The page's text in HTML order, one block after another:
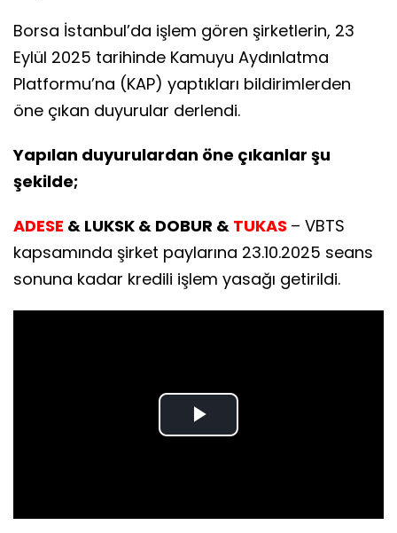
Borsa İstanbul’da işlem gören şirketlerin, 23
Eylül 2025 tarihinde Kamuyu Aydınlatma
Platformu’na (KAP) yaptıkları bildirimlerden
öne çıkan duyurular derlendi.
Yapılan duyurulardan öne çıkanlar şu
şekilde;
ADESE & LUKSK & DOBUR & TUKAS – VBTS
kapsamında şirket paylarına 23.10.2025 seans
sonuna kadar kredili işlem yasağı getirildi.
Play